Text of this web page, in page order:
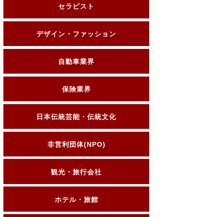
セラピスト
デザイン・ファッション
自動車業界
保険業界
日本伝統芸能・伝統文化
非営利団体(NPO)
観光・旅行会社
ホテル・旅館